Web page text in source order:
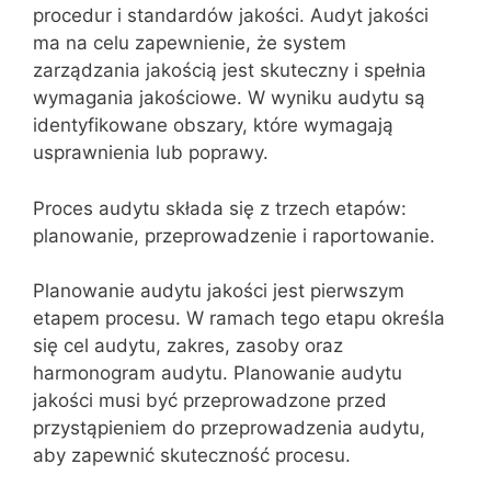
procedur i standardów jakości. Audyt jakości
ma na celu zapewnienie, że system
zarządzania jakością jest skuteczny i spełnia
wymagania jakościowe. W wyniku audytu są
identyfikowane obszary, które wymagają
usprawnienia lub poprawy.
Proces audytu składa się z trzech etapów:
planowanie, przeprowadzenie i raportowanie.
Planowanie audytu jakości jest pierwszym
etapem procesu. W ramach tego etapu określa
się cel audytu, zakres, zasoby oraz
harmonogram audytu. Planowanie audytu
jakości musi być przeprowadzone przed
przystąpieniem do przeprowadzenia audytu,
aby zapewnić skuteczność procesu.